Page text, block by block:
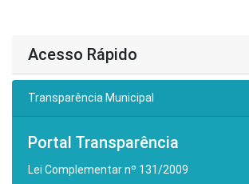
Acesso Rápido
Transparência Municipal
Portal Transparência
Lei Complementar nº 131/2009